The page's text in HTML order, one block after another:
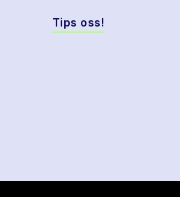
Tips oss!